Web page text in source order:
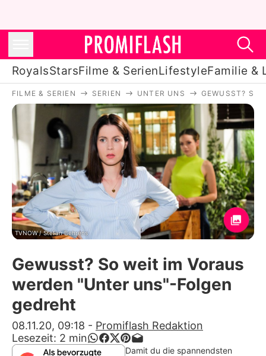
RoyalsStarsFilme & SerienLifestyleFamilie &
Royals
Stars
Filme & Serien
Lifestyle
Familie & Liebe
Promiflash Exklusiv
Alle Themen auf Promiflash
App runterladen
Team
FILME & SERIEN SERIEN UNTER UNS GEWUSST? SO
TVNOW / Stefan Behrens
Gewusst? So weit im Voraus
werden "Unter uns"-Folgen
gedreht
08.11.20, 09:18 - Promiflash Redaktion
Lesezeit: 2 min
Damit du die spannendsten